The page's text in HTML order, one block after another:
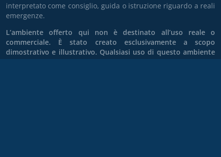
interpretato come consiglio, guida o istruzione riguardo a reali
emergenze.
L’ambiente offerto qui non è destinato all’uso reale o
commerciale. È stato creato esclusivamente a scopo
dimostrativo e illustrativo. Qualsiasi uso di questo ambiente